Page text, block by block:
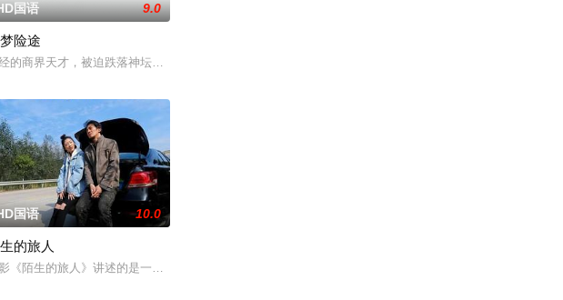
父亲和解，自我成长，最终收获梦想
的坚定，然而，在这个充满意外的年纪，未来似乎变得很具体，又有着无
第十一届党代表、第十二届中华慈善奖最具爱心慈善楷模张彦杰老师的故事改编，通过创建爱心助学机
国语 9.0
险途
的商界天才，被迫跌落神坛。被那微不足道的成就麻醉过后他该如何面对现实，能改变他的命运的是谁？
虽遭部分人反对，仍顶压力带领干群
的小镇，在小镇里他们经历了一些事情，使得他们对生活有了新的感悟，
北京的27岁杭州姑娘杨晨，和她的小伙伴徒步尼泊尔珠峰南坡，追梦路上遭遇喜马拉雅空难，杨晨的
国语 10.0
的旅人
《陌生的旅人》讲述的是一部关于叛逆女孩林西西与颓废的犯罪悬疑小说家方云生前往石牛寨所发生的故